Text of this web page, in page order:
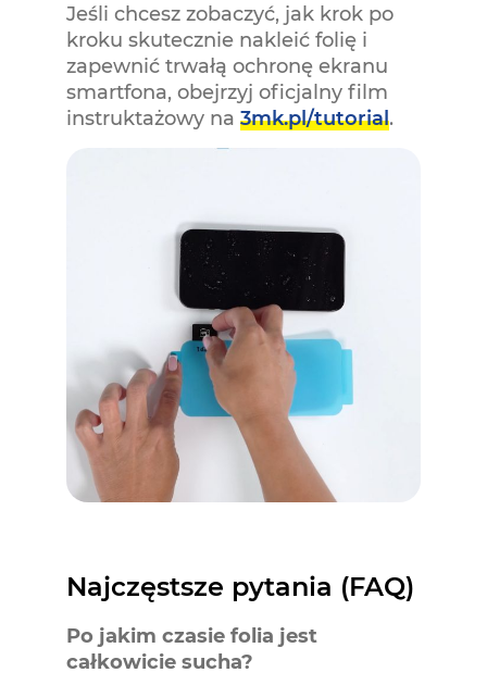
Jeśli chcesz zobaczyć, jak krok po
kroku skutecznie nakleić folię i
zapewnić trwałą ochronę ekranu
smartfona, obejrzyj oficjalny film
instruktażowy na 3mk.pl/tutorial.
Najczęstsze pytania (FAQ)
Po jakim czasie folia jest
całkowicie sucha?